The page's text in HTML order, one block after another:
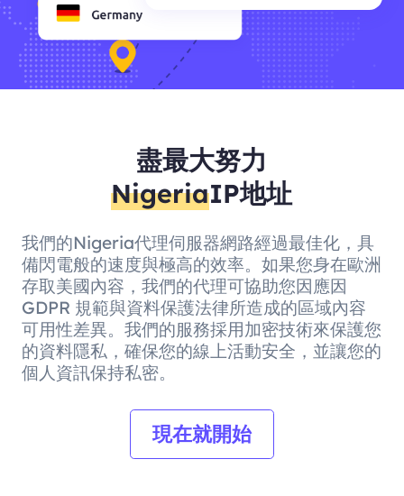
盡最大努力
NigeriaIP地址
我們的Nigeria代理伺服器網路經過最佳化，具
備閃電般的速度與極高的效率。如果您身在歐洲
存取美國內容，我們的代理可協助您因應因
GDPR 規範與資料保護法律所造成的區域內容
可用性差異。我們的服務採用加密技術來保護您
的資料隱私，確保您的線上活動安全，並讓您的
個人資訊保持私密。
現在就開始